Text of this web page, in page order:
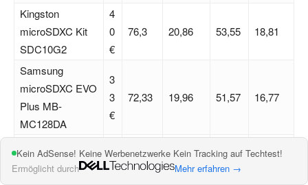
Kingston
microSDXC Kit
SDC10G2
4
0
€
76,3 20,86 53,55 18,81
Samsung
microSDXC EVO
Plus MB-
MC128DA
3
3
€
72,33 19,96 51,57 16,77
microSDXC EVO
5
43,17 20,62 35,93
Kein AdSense! Keine Werbenetzwerke Kein Tracking auf Techtest!
Ermöglicht durch
Mehr erfahren →